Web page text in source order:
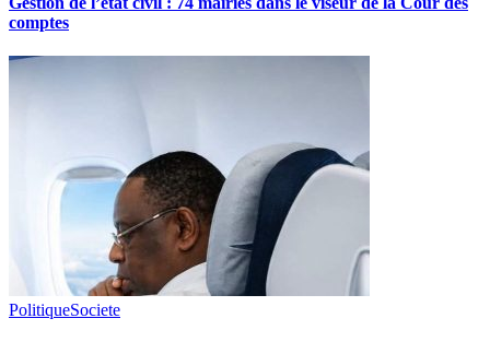
comptes
PolitiqueSociete